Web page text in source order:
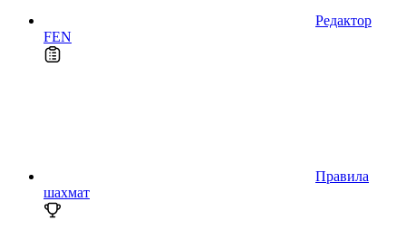
Редактор
FEN
Правила
шахмат